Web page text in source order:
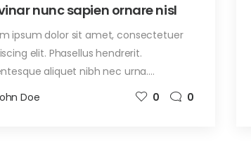
nunc sapien ornare nisl
ipsum dolor sit amet, consectetuer
elit. Phasellus hendrerit.
aliquet nibh nec urna.…
Doe 0 0